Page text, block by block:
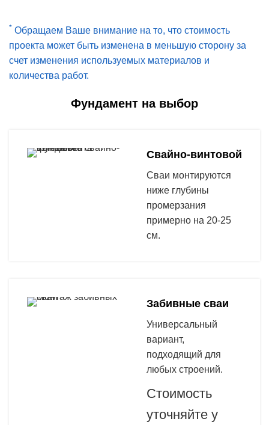
* Обращаем Ваше внимание на то, что стоимость
проекта может быть изменена в меньшую сторону за
счет изменения используемых материалов и
количества работ.
Фундамент на выбор
Свайно-винтовой
Сваи монтируются
ниже глубины
промерзания
примерно на 20-25
см.
Забивные сваи
Универсальный
вариант,
подходящий для
любых строений.
Стоимость
уточняйте у